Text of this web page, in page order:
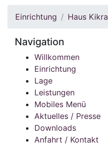
Einrichtung Haus Kikra
Navigation
Willkommen
Einrichtung
Lage
Leistungen
Mobiles Menü
Aktuelles / Presse
Downloads
Anfahrt / Kontakt